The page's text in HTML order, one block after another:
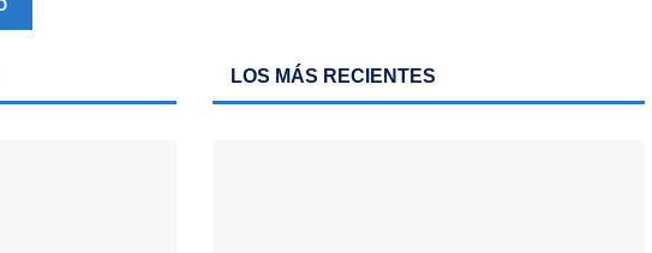
LOS MÁS RECIENTES